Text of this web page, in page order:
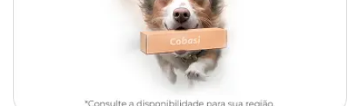
tratamento, consulte um médico-veterinário e leia a
. Produto original MSD código D10693913.
Bravecto 2,8 a 6,2kg: efeitos colaterais
A administração doBravecto Plus Gatos 2,8 a 6,2kg